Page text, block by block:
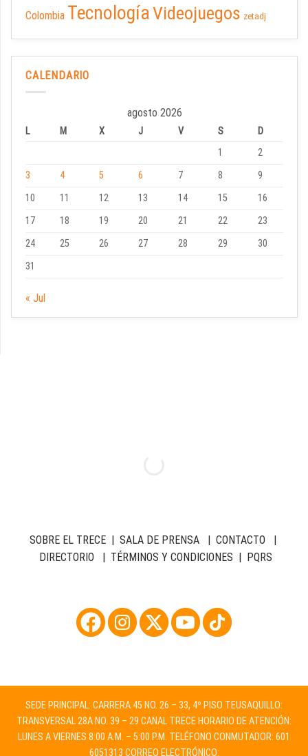
Colombia TecnologíaVideojuegos zetadj
CALENDARIO
agosto 2026
L M X J V S
D
1
2
3
4 5 6 7 8
9
10
11 12 13 14 15
16
17
18 19 20 21 22
23
24
25 26 27 28 29
30
31
« Jul
SOBRE EL TRECE| SALA DE PRENSA| CONTACTO |
DIRECTORIO | TÉRMINOS Y CONDICIONES | PQRS
SEDE PRINCIPAL: CARRERA 45 NO. 26 – 33, 4º PISO TEUSAQUILLO:
TRANSVERSAL 28A NO. 39 – 29 CANAL TRECE HORARIO DE ATENCIÓN:
LUNES A VIERNES 8:00 A.M. – 5:00 P.M. TELÉFONO CONMUTADOR: 601
6051313 CORREO ELECTRÓNICO: